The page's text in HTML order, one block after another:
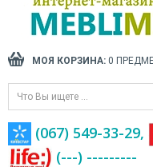
МОЯ КОРЗИНА: 0
(067) 549-33-29,
(---) ---------